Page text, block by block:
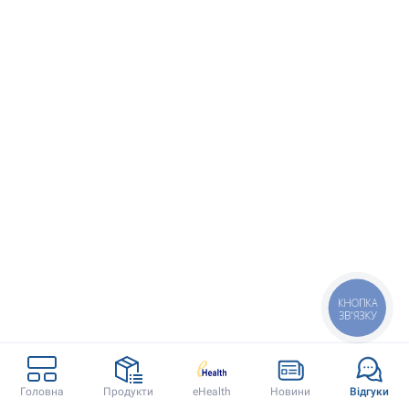
Doctor Eleks
Головна Продукти eHealth Новини Відгуки
КНОПКА
ЗВ'ЯЗКУ